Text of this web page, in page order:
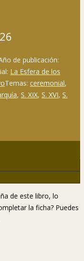
de publicación:
La Esfera de los
Temas: ceremonial,
, S. XIX, S. XVI, S.
de este libro, lo
la ficha? Puedes